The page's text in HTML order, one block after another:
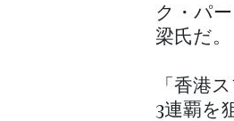
ク・パ
梁氏だ。
「香港
3連覇を